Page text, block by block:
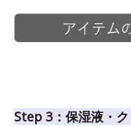
Step 3：保湿液・